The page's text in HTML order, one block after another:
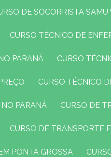
DE SOCORRISTA
CURSO TÉCNICO DE
PARANÁ CURSO
CURSO TÉCNICO
NO PARANÁ CURSO DE
CURSO DE TRANSPORTE
PONTA GROSSA